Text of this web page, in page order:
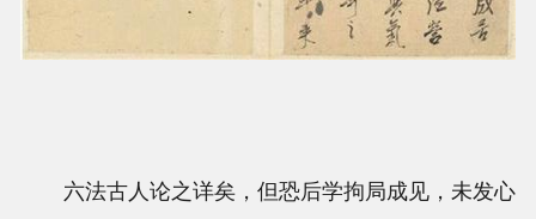
六法古人论之详矣，但恐后学拘局成见，未发心